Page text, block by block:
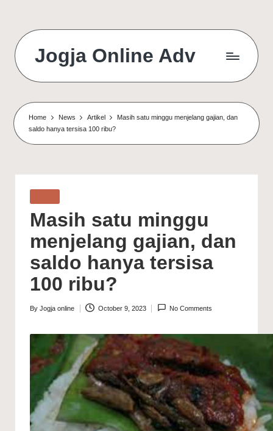
Jogja Online Adv
&
Digital
Connection
Agency
Home News Artikel
Masih satu minggu menjelang gajian, dan
saldo hanya tersisa 100 ribu?
in
Masih satu minggu
menjelang gajian, dan
saldo hanya tersisa
100 ribu?
Posted
By Jogja online October 9, 2023 No Comments